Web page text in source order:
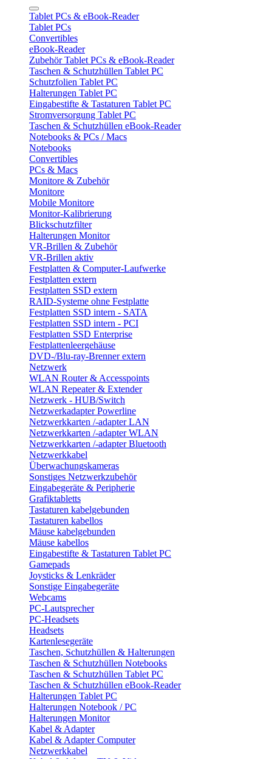
Tablet PCs & eBook-Reader
Tablet PCs
Convertibles
eBook-Reader
Zubehör Tablet PCs & eBook-Reader
Taschen & Schutzhüllen Tablet PC
Schutzfolien Tablet PC
Halterungen Tablet PC
Eingabestifte & Tastaturen Tablet PC
Stromversorgung Tablet PC
Taschen & Schutzhüllen eBook-Reader
Notebooks & PCs / Macs
Notebooks
Convertibles
PCs & Macs
Monitore & Zubehör
Monitore
Mobile Monitore
Monitor-Kalibrierung
Blickschutzfilter
Halterungen Monitor
VR-Brillen & Zubehör
VR-Brillen aktiv
Festplatten & Computer-Laufwerke
Festplatten extern
Festplatten SSD extern
RAID-Systeme ohne Festplatte
Festplatten SSD intern - SATA
Festplatten SSD intern - PCI
Festplatten SSD Enterprise
Festplattenleergehäuse
DVD-/Blu-ray-Brenner extern
Netzwerk
WLAN Router & Accesspoints
WLAN Repeater & Extender
Netzwerk - HUB/Switch
Netzwerkadapter Powerline
Netzwerkkarten /-adapter LAN
Netzwerkkarten /-adapter WLAN
Netzwerkkarten /-adapter Bluetooth
Netzwerkkabel
Überwachungskameras
Sonstiges Netzwerkzubehör
Eingabegeräte & Peripherie
Grafiktabletts
Tastaturen kabelgebunden
Tastaturen kabellos
Mäuse kabelgebunden
Mäuse kabellos
Eingabestifte & Tastaturen Tablet PC
Gamepads
Joysticks & Lenkräder
Sonstige Eingabegeräte
Webcams
PC-Lautsprecher
PC-Headsets
Headsets
Kartenlesegeräte
Taschen, Schutzhüllen & Halterungen
Taschen & Schutzhüllen Notebooks
Taschen & Schutzhüllen Tablet PC
Taschen & Schutzhüllen eBook-Reader
Halterungen Tablet PC
Halterungen Notebook / PC
Halterungen Monitor
Kabel & Adapter
Kabel & Adapter Computer
Netzwerkkabel